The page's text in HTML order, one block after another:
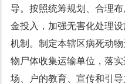
导。按照统筹规划、合理
金投入，加强无害化处理
机制。制定本辖区病死动
物尸体收集运输单位，落
场、户的教育、宣传和引